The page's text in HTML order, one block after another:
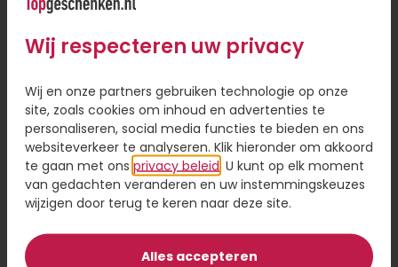
Chocolade kikker
Een opkikkertje
11,95
Bestel
Brievenbus cadeau
Marie-Stella-Maris
18,95
Bestel
Wij respecteren uw privacy
Wij en onze partners gebruiken technologie op onze
site, zoals cookies om inhoud en advertenties te
personaliseren, social media functies te bieden en ons
websiteverkeer te analyseren. Klik hieronder om akkoord
te gaan met ons privacy beleid . U kunt op elk moment
van gedachten veranderen en uw instemmingskeuzes
wijzigen door terug te keren naar deze site.
Alles accepteren